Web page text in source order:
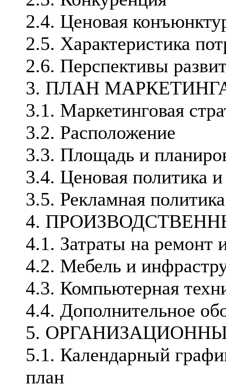
2.4. Ценовая
2.5. Характеристика
2.6. Перспективы
3. ПЛАН
3.1. Маркетинговая
3.2. Расположение
3.3. Площадь и
3.4. Ценовая политика
3.5. Рекламная политика
4.
4.1. Затраты на ремонт
4.2. Мебель и
4.3. Компьютерная
4.4. Дополнительное
5.
5.1. Календарный
план